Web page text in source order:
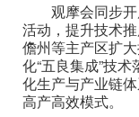
观摩会同步
活动，提升技术
儋州等主产区扩
化“五良集成”技
化生产与产业链
高产高效模式。